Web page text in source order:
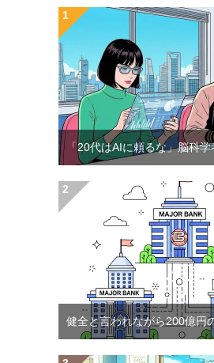
「20代はAIに頼るな」脳科
健全と言われながら200億円